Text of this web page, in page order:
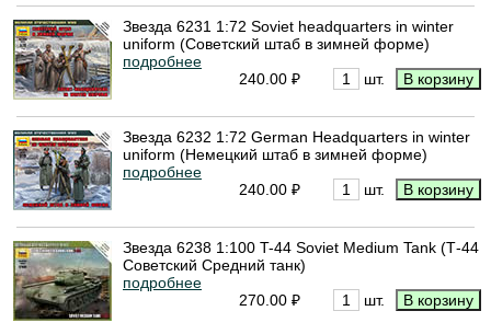
Звезда 6231 1:72 Soviet headquarters in winter
uniform (Советский штаб в зимней форме)
подробнее
240.00 ₽
шт.
Звезда 6232 1:72 German Headquarters in winter
uniform (Немецкий штаб в зимней форме)
подробнее
240.00 ₽
шт.
Звезда 6238 1:100 T-44 Soviet Medium Tank (Т-44
Советский Средний танк)
подробнее
270.00 ₽
шт.